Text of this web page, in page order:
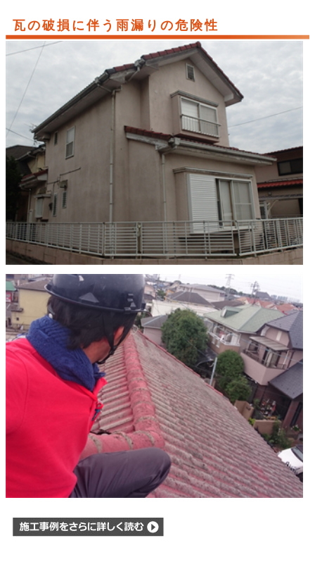
瓦の破損に伴う雨漏りの危険性